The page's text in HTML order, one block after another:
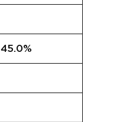
45.0%